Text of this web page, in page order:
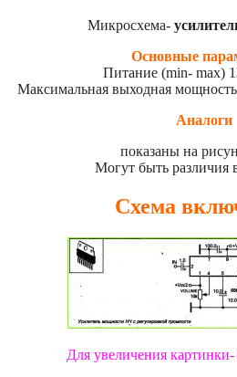
Микросхема-
Основные
Питание (min- max)
Максимальная выходная
Аналоги
показаны на
Могут быть различия
Схема
Для увеличения